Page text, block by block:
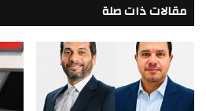
دعم
الصادرات
الأسواق
الإفريقية
مقالات ذات صلة